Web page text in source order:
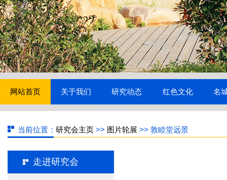
网站首页 关于我们 研究动态 红色文化 名
当前位置： 研究会主页 >> 图片轮展 >> 敦睦堂远景
走进研究会